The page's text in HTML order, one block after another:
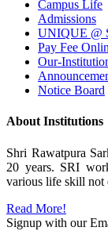
Campus Life
Admissions
UNIQUE @
Pay Fee
Our-
Notice Board
About Institutions
Shri Rawatpura
20 years. SRI
various life skill not
Read More!
Signup with our